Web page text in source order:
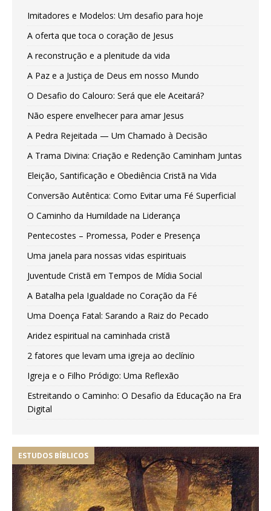
Imitadores e Modelos: Um desafio para hoje
A oferta que toca o coração de Jesus
A reconstrução e a plenitude da vida
A Paz e a Justiça de Deus em nosso Mundo
O Desafio do Calouro: Será que ele Aceitará?
Não espere envelhecer para amar Jesus
A Pedra Rejeitada — Um Chamado à Decisão
A Trama Divina: Criação e Redenção Caminham Juntas
Eleição, Santificação e Obediência Cristã na Vida
Conversão Autêntica: Como Evitar uma Fé Superficial
O Caminho da Humildade na Liderança
Pentecostes – Promessa, Poder e Presença
Uma janela para nossas vidas espirituais
Juventude Cristã em Tempos de Mídia Social
A Batalha pela Igualdade no Coração da Fé
Uma Doença Fatal: Sarando a Raiz do Pecado
Aridez espiritual na caminhada cristã
2 fatores que levam uma igreja ao declínio
Igreja e o Filho Pródigo: Uma Reflexão
Estreitando o Caminho: O Desafio da Educação na Era
Digital
ESTUDOS BÍBLICOS